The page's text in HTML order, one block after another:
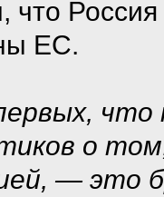
что
ЕС.
что
о
— это